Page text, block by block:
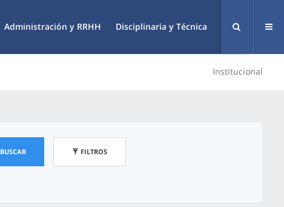
Administración y RRHH Disciplinaria y Técnica
Institucional
BUSCAR FILTROS